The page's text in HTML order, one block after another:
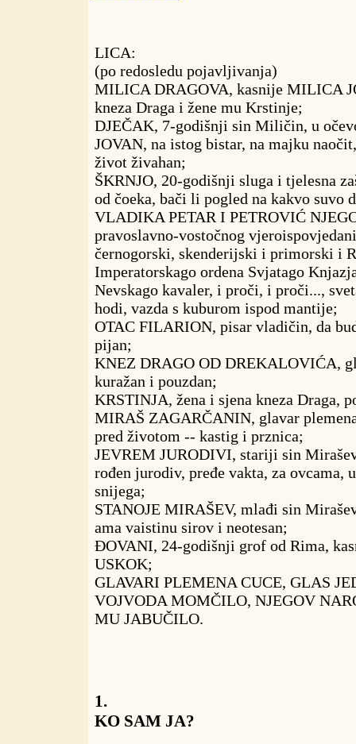
LICA:
(po redosledu pojavljivanja)
MILICA DRAGOVA, kasnije MILICA
kneza Draga i žene mu Krstinje;
DJEČAK, 7-godišnji sin Miličin, u
JOVAN, na istog bistar, na majku
život živahan;
ŠKRNJO, 20-godišnji sluga i tjelesna
od čoeka, bači li pogled na kakvo suvo
VLADIKA PETAR I PETROVIĆ
pravoslavno-vostočnog
černogorski, skenderijski i primorski i
Imperatorskago ordena Svjatago
Nevskago kavaler, i proči, i proči...,
hodi, vazda s kuburom ispod mantije;
OTAC FILARION, pisar vladičin, da
pijan;
KNEZ DRAGO OD DREKALOVIĆA,
kuražan i pouzdan;
KRSTINJA, žena i sjena kneza Draga,
MIRAŠ ZAGARČANIN, glavar
pred životom -- kastig i prznica;
JEVREM JURODIVI, stariji sin
rođen jurodiv, pređe vakta, za ovcama,
snijega;
STANOJE MIRAŠEV, mlađi sin
ama vaistinu sirov i neotesan;
ĐOVANI, 24-godišnji grof od Rima,
USKOK;
GLAVARI PLEMENA CUCE, GLAS
VOJVODA MOMČILO, NJEGOV
MU JABUČILO.
1.
KO SAM JA?